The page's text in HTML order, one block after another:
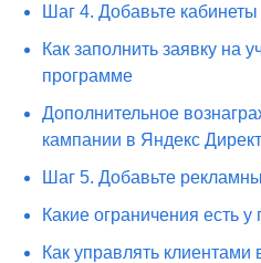
Шаг 4. Добавьте
Как заполнить заявку на
программе
Дополнительное
кампании в Яндекс
Шаг 5. Добавьте
Какие ограничения есть
Как управлять клиентами